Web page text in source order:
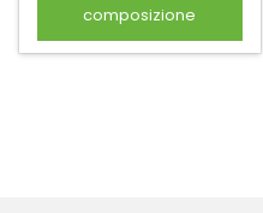
composizione